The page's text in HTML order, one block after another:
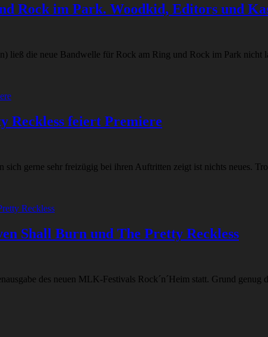
Rock im Park. Woodkid, Editors und
ließ die neue Bandwelle für Rock am Ring und Rock im Park
Reckless feiert Premiere
gerne sehr freizügig bei ihren Auftritten zeigt ist nichts neues.
Shall Burn und The Pretty Reckless
des neuen MLK-Festivals Rock´n´Heim statt. Grund genug